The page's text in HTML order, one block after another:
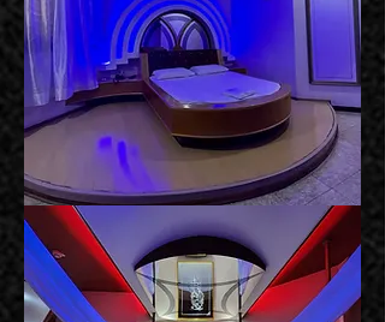
Suíte
Londres